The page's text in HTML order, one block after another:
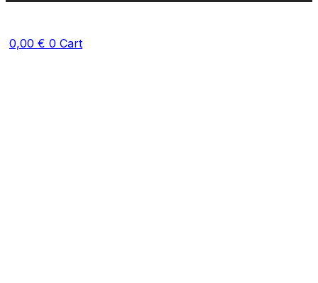
0,00 € 0 Cart